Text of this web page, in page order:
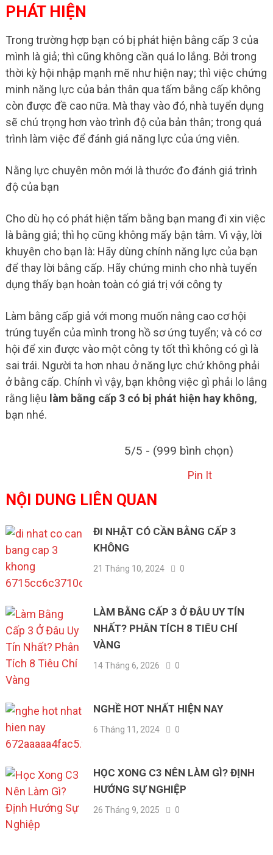
PHÁT HIỆN
Trong trường hợp bạn có bị phát hiện bằng cấp 3 của
mình là giả; thì cũng không cần quá lo lắng. Bởi trong
thời kỳ hội nhập mạnh mẽ như hiện nay; thì việc chứng
minh năng lực của bản thân qua tấm bằng cấp không
còn được đề cao nữa. Mà thay vào đó, nhà tuyển dụng
sẽ chú trọng hơn vào trình độ của bản thân; trong quá
trình làm việc để đánh giá năng lực của ứng viên.
Nằng lực chuyên môn mới là thước đo đánh giá trình
độ của bạn
Cho dù họ có phát hiện tấm bằng bạn mang đi xin việc
là bằng giả; thì họ cũng không mấy bận tâm. Vì vậy, lời
khuyên cho bạn là: Hãy dùng chính năng lực của bạn
để thay lời bằng cấp. Hãy chứng minh cho nhà tuyển
dụng thấy bạn hoàn toàn có giá trị với công ty
Làm bằng cấp giả với mong muốn nâng cao cơ hội
trúng tuyển của mình trong hồ sơ ứng tuyển; và có cơ
hội để xin được vào một công ty tốt thì không có gì là
sai trái. Người ta hơn nhau ở năng lực chứ không phải
ở bằng cấp. Chính vì vậy, bạn không việc gì phải lo lắng
rằng liệu làm bằng cấp 3 có bị phát hiện hay không,
bạn nhé.
5/5 - (999 bình chọn)
Pin It
NỘI DUNG LIÊN QUAN
ĐI NHẬT CÓ CẦN BẰNG CẤP 3
KHÔNG
21 Tháng 10, 2024 0
LÀM BẰNG CẤP 3 Ở ĐÂU UY TÍN
NHẤT? PHÂN TÍCH 8 TIÊU CHÍ
VÀNG
14 Tháng 6, 2026 0
NGHỀ HOT NHẤT HIỆN NAY
6 Tháng 11, 2024 0
HỌC XONG C3 NÊN LÀM GÌ? ĐỊNH
HƯỚNG SỰ NGHIỆP
26 Tháng 9, 2025 0